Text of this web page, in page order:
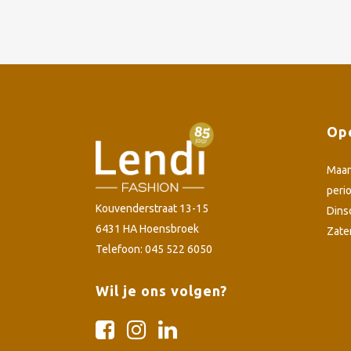
Kouvenderstraat 13-15
6431 HA Hoensbroek
Telefoon: 045 522 6050
Wil je ons volgen?